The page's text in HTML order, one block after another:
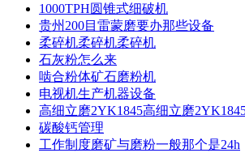
1000TPH圆锥式细破机
贵州200目雷蒙磨要办那些设备
柔碎机柔碎机柔碎机
石灰粉怎么来
啮合粉体矿石磨粉机
电视机生产机器设备
高细立磨2YK1845高细立磨
碳酸钙管理
工作制度磨矿与磨粉一般那个是24h